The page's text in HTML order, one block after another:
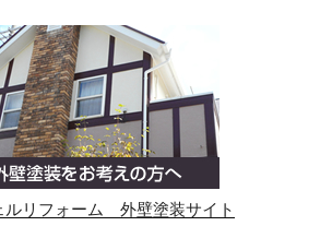
ルリフォーム 外壁塗装サイト